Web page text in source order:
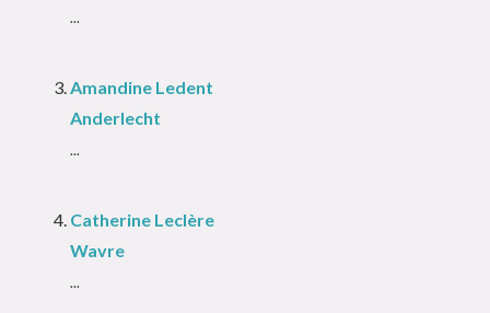
...
Amandine Ledent
Anderlecht
...
Catherine Leclère
Wavre
...